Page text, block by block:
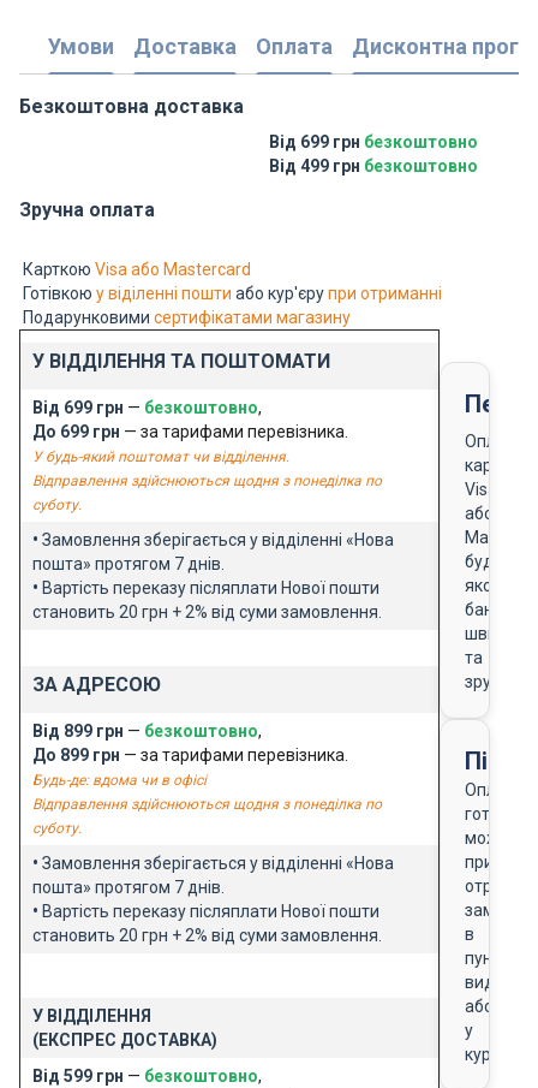
Умови Доставка Оплата Дисконтна
Безкоштовна доставка
Від 699 грн безкоштовно
Від 499 грн безкоштовно
Зручна оплата
Карткою Visa або Mastercard
Готівкою у віділенні пошти або кур'єрупри отриманні
Подарунковими сертифікатами магазину
У ВІДДІЛЕННЯ ТА ПОШТОМАТИ
Від 699 грн — безкоштовно,
До 699 грн — за тарифами перевізника.
У будь-який поштомат чи відділення.
Відправлення здійснюються щодня з понеділка по
суботу.
• Замовлення зберігається у відділенні «Нова
пошта» протягом 7 днів.
• Вартість переказу післяплати Нової пошти
становить 20 грн + 2% від суми замовлення.
ЗА АДРЕСОЮ
Від 899 грн — безкоштовно,
До 899 грн — за тарифами перевізника.
Будь-де: вдома чи в офісі
Відправлення здійснюються щодня з понеділка по
суботу.
• Замовлення зберігається у відділенні «Нова
пошта» протягом 7 днів.
• Вартість переказу післяплати Нової пошти
становить 20 грн + 2% від суми замовлення.
У ВІДДІЛЕННЯ
(ЕКСПРЕС ДОСТАВКА)
Від 599 грн — безкоштовно,
Оплата
карткою
Visa
або
будь-
якого
банку
швидко
та
зручно
Оплата
готівкою
можлива
при
в
пункті
видачі
або
у
кур'єра